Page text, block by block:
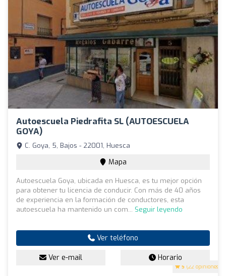
Autoescuela Piedrafita SL (AUTOESCUELA
GOYA)
5 (22 opiniones)
C. Goya, 5, Bajos - 22001, Huesca
Mapa
Autoescuela Goya, ubicada en Huesca, es tu mejor opción
para obtener tu licencia de conducir. Con más de 40 años
de experiencia en la formación de conductores, esta
autoescuela ha mantenido un com... Seguir leyendo
Ver teléfono
Ver e-mail Horario